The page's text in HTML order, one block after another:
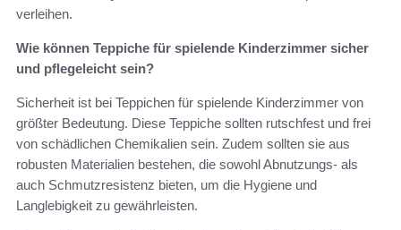
verleihen.
Wie können Teppiche für spielende Kinderzimmer sicher
und pflegeleicht sein?
Sicherheit ist bei Teppichen für spielende Kinderzimmer von
größter Bedeutung. Diese Teppiche sollten rutschfest und frei
von schädlichen Chemikalien sein. Zudem sollten sie aus
robusten Materialien bestehen, die sowohl Abnutzungs- als
auch Schmutzresistenz bieten, um die Hygiene und
Langlebigkeit zu gewährleisten.